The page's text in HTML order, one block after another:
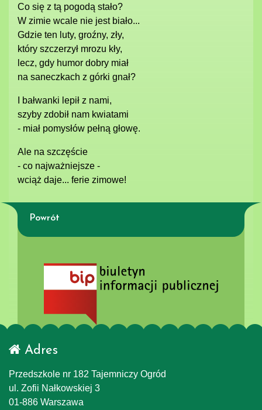
Co się z tą pogodą stało?
W zimie wcale nie jest biało...
Gdzie ten luty, groźny, zły,
który szczerzył mrozu kły,
lecz, gdy humor dobry miał
na saneczkach z górki gnał?
I bałwanki lepił z nami,
szyby zdobił nam kwiatami
- miał pomysłów pełną głowę.
Ale na szczęście
- co najważniejsze -
wciąż daje... ferie zimowe!
Powrót
Adres
Przedszkole nr 182 Tajemniczy Ogród
ul. Zofii Nałkowskiej 3
01-886 Warszawa